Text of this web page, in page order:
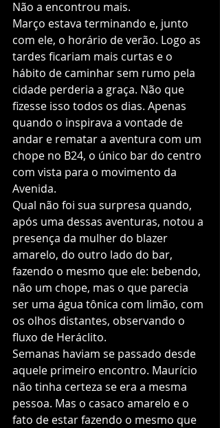
Não a encontrou mais.
Março estava terminando e, junto
com ele, o horário de verão. Logo as
tardes ficariam mais curtas e o
hábito de caminhar sem rumo pela
cidade perderia a graça. Não que
fizesse isso todos os dias. Apenas
quando o inspirava a vontade de
andar e rematar a aventura com um
chope no B24, o único bar do centro
com vista para o movimento da
Avenida.
Qual não foi sua surpresa quando,
após uma dessas aventuras, notou a
presença da mulher do blazer
amarelo, do outro lado do bar,
fazendo o mesmo que ele: bebendo,
não um chope, mas o que parecia
ser uma água tônica com limão, com
os olhos distantes, observando o
fluxo de Heráclito.
Semanas haviam se passado desde
aquele primeiro encontro. Maurício
não tinha certeza se era a mesma
pessoa. Mas o casaco amarelo e o
fato de estar fazendo o mesmo que